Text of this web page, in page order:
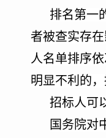
排名第一
者被查实存
人名单排序
明显不利的，
招标人可
国务院对